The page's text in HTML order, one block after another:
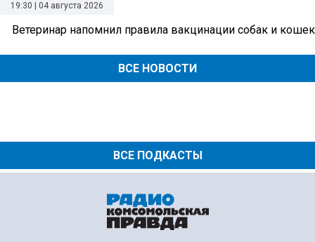
ВСЕ ПОДКАСТЫ
19:30 | 04 августа 2026
Ветеринар напомнил правила вакцинации собак и кошек
ВСЕ НОВОСТИ